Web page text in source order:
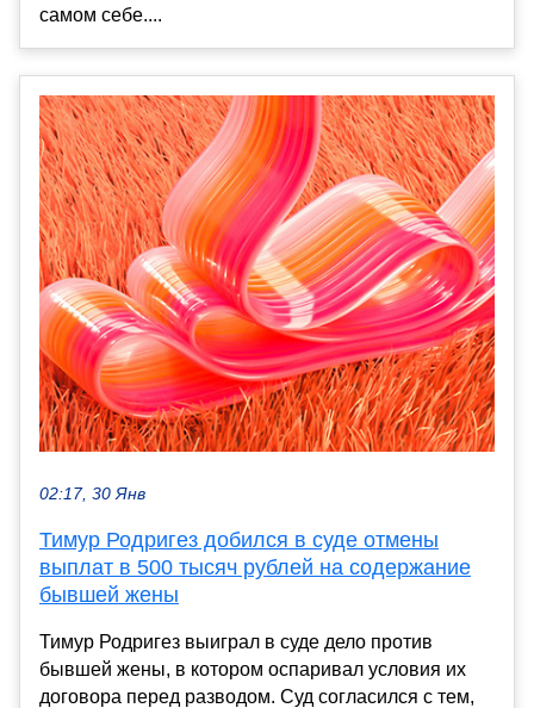
самом себе....
02:17, 30 Янв
Тимур Родригез добился в суде отмены
выплат в 500 тысяч рублей на содержание
бывшей жены
Тимур Родригез выиграл в суде дело против
бывшей жены, в котором оспаривал условия их
договора перед разводом. Суд согласился с тем,